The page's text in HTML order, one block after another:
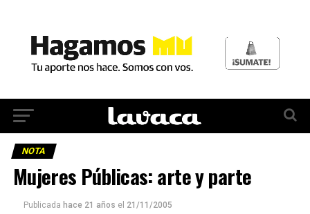
NOTA
Mujeres Públicas: arte y parte
Publicada hace 21 años el 21/11/2005